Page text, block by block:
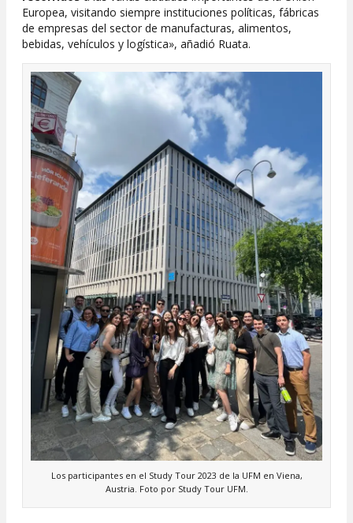
Europea, visitando siempre instituciones políticas, fábricas
de empresas del sector de manufacturas, alimentos,
bebidas, vehículos y logística», añadió Ruata.
Los participantes en el Study Tour 2023 de la UFM en Viena,
Austria. Foto por Study Tour UFM.